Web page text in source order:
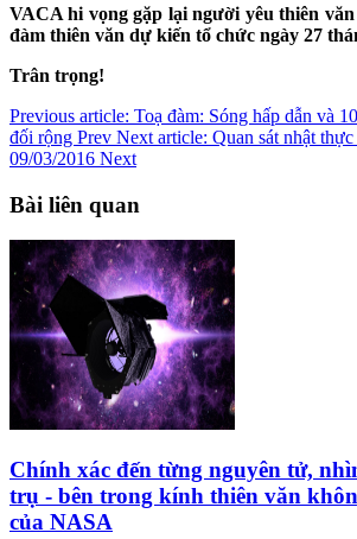
VACA hi vọng gặp lại người yêu thiên
đàm thiên văn dự kiến tổ chức ngày 27
Trân trọng!
Previous article: Toạ đàm: Sóng hấp dẫn và
đối rộng Prev Next article: Quan sát nhật
09/03/2016 Next
Bài liên quan
Chính xác đến từng nguyên tử,
trụ - bên trong kính thiên văn
của NASA